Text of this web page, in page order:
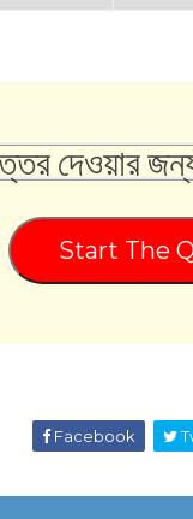
দেওয়ার
Start The
Facebook